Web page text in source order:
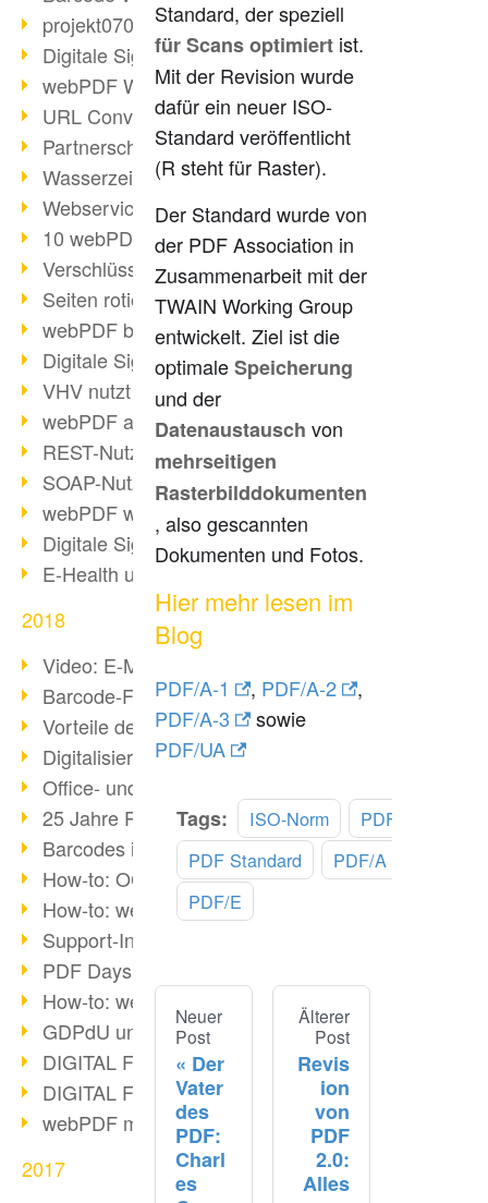
projekt0708 & webPDF
Digitale Signaturen - Teil 3
webPDF Webservices Signature
URL Converter mit wsclient
Partnerschaft mit d.vinci
Wasserzeichen per wsclient
Webservice via Ant-Task Bibliothek
10 webPDF Vorteile für Entwickler
Verschlüsselung mit wsclient
Seiten rotieren mit wsclient
webPDF bei Würth Finance
Digitale Signaturen - Teil 2
VHV nutzt webPDF Preview
webPDF als Docker-Container
REST-Nutzung mit webPDF wsclient
SOAP-Nutzung mit webPDF wsclient
webPDF wsclient für Java
Digitale Signaturen - Teil 1
E-Health und Digitalisierung
2018
Video: E-Mails in PDF konvertieren
Barcode-Formate im Überblick
Vorteile des webPDF-Portals
Digitalisierung - Papierloses Büro
Office- und SharePoint-Bridge
25 Jahre PDF
Barcodes in PDF-Dokumenten
How-to: OCR mit webPDF 7
How-to: webPDF Optionen
Support-Infos für webPDF
PDF Days Europe 2018
How-to: webPDF Webservices
GDPdU und GoBD
DIGITAL FUTUREcongress Rückblick
DIGITAL FUTUREcongress 2018
webPDF mit Ruby via REST
2017
Standard, der speziell
für Scans optimiert ist.
Mit der Revision wurde
dafür ein neuer ISO-
Standard veröffentlicht
(R steht für Raster).
Der Standard wurde von
der PDF Association in
Zusammenarbeit mit der
TWAIN Working Group
entwickelt. Ziel ist die
optimaleSpeicherung
und der
Datenaustausch von
mehrseitigen
Rasterbilddokumenten
, also gescannten
Dokumenten und Fotos.
Hier mehr lesen im
Blog
PDF/A-1 , PDF/A-2
,
PDF/A-3
sowie
PDF/UA
Tags: ISO-Norm
PDF 2.0
PDF Standard
PDF/A
PDF/E
Neuer
Post
Der
Vater
des
PDF:
Charl
es
Älterer
Post
Revis
ion
von
PDF
2.0:
Alles